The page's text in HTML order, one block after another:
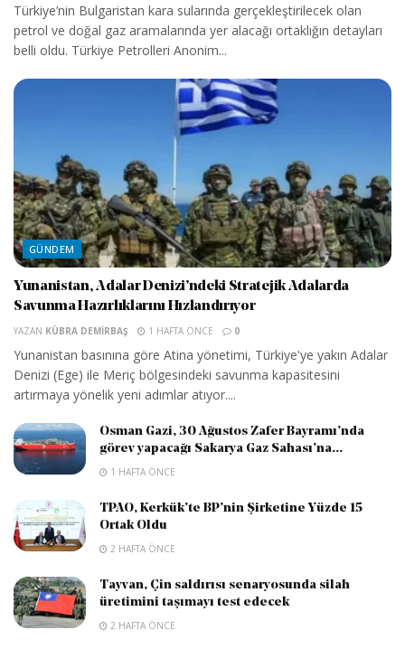
Türkiye’nin Bulgaristan kara sularında gerçekleştirilecek olan
petrol ve doğal gaz aramalarında yer alacağı ortaklığın detayları
belli oldu. Türkiye Petrolleri Anonim...
GÜNDEM
Yunanistan, Adalar Denizi’ndeki Stratejik Adalarda
Savunma Hazırlıklarını Hızlandırıyor
YAZAN KÜBRA DEMIRBAŞ 1 HAFTA ÖNCE 0
Yunanistan basınına göre Atina yönetimi, Türkiye'ye yakın Adalar
Denizi (Ege) ile Meriç bölgesindeki savunma kapasitesini
artırmaya yönelik yeni adımlar atıyor....
Osman Gazi, 30 Ağustos Zafer Bayramı’nda
görev yapacağı Sakarya Gaz Sahası’na...
1 HAFTA ÖNCE
TPAO, Kerkük’te BP’nin Şirketine Yüzde 15
Ortak Oldu
2 HAFTA ÖNCE
Tayvan, Çin saldırısı senaryosunda silah
üretimini taşımayı test edecek
2 HAFTA ÖNCE